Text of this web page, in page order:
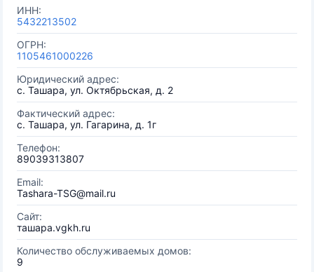
ИНН:
5432213502
ОГРН:
1105461000226
Юридический адрес:
с. Ташара, ул. Октябрьская, д. 2
Фактический адрес:
с. Ташара, ул. Гагарина, д. 1г
Телефон:
89039313807
Email:
Tashara-TSG@mail.ru
Сайт:
ташара.vgkh.ru
Количество обслуживаемых домов:
9